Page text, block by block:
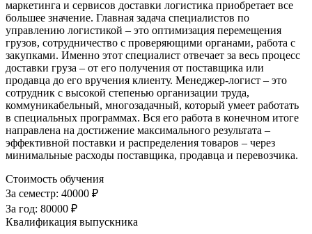
маркетинга и сервисов доставки логистика приобретает все
большее значение. Главная задача специалистов по
управлению логистикой – это оптимизация перемещения
грузов, сотрудничество с проверяющими органами, работа с
закупками. Именно этот специалист отвечает за весь процесс
доставки груза – от его получения от поставщика или
продавца до его вручения клиенту. Менеджер-логист – это
сотрудник с высокой степенью организации труда,
коммуникабельный, многозадачный, который умеет работать
в специальных программах. Вся его работа в конечном итоге
направлена на достижение максимального результата –
эффективной поставки и распределения товаров – через
минимальные расходы поставщика, продавца и перевозчика.
Стоимость обучения
За семестр: 40000 ₽
За год: 80000 ₽
Квалификация выпускника